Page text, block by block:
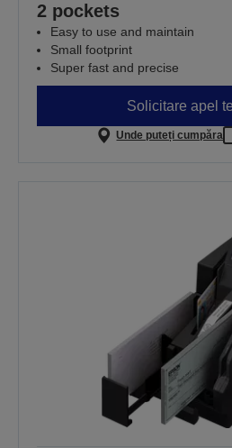
2 pockets
Easy to use and maintain
Small footprint
Super fast and precise
Solicitare apel
Unde puteți cumpăra